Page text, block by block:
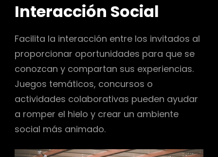
Interacción Social
Facilita la interacción entre los invitados al
proporcionar oportunidades para que se
conozcan y compartan sus experiencias.
Juegos temáticos, concursos o
actividades colaborativas pueden ayudar
a romper el hielo y crear un ambiente
social más animado.